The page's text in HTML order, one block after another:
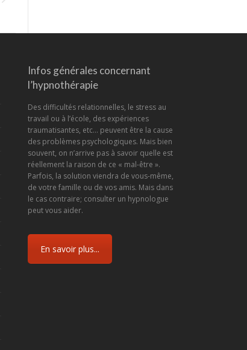
Infos générales concernant
l’hypnothérapie
Des difficultés relationnelles, le stress au
travail ou à l’école, des expériences
traumatisantes, etc... peuvent être la cause
des problèmes psychologiques. Mais bien
souvent, on n’arrive pas à savoir quelle est
réellement la raison de ce « mal-être ».
Parfois, la solution viendra de vous-même,
de votre famille ou de vos amis. Mais dans
le cas contraire; consulter un hypnologue
peut vous aider.
En savoir plus...